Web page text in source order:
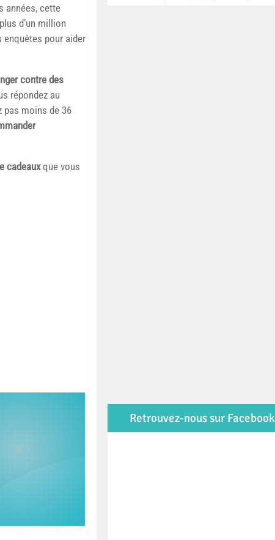
années, cette
d’un million
enquêtes pour aider
contre des
répondez au
pas moins de 36
cadeauxque vous
Retrouvez-nous sur Facebook